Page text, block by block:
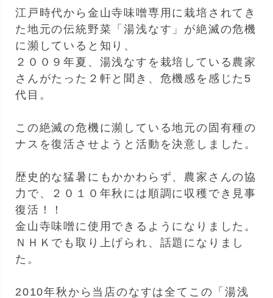
江戸時代から金山寺味噌専用に栽培されてき
た地元の伝統野菜「湯浅なす」が絶滅の危機
に瀕していると知り、
２００９年夏、湯浅なすを栽培している農家
さんがたった２軒と聞き、危機感を感じた5
代目。
この絶滅の危機に瀕している地元の固有種の
ナスを復活させようと活動を決意しました。
歴史的な猛暑にもかかわらず、農家さんの協
力で、２０１０年秋には順調に収穫でき見事
復活！！
金山寺味噌に使用できるようになりました。
ＮＨＫでも取り上げられ、話題になりまし
た。
2010年秋から当店のなすは全てこの「湯浅